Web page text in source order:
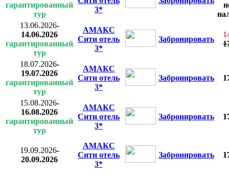
гарантированный
тур
3*
13.06.2026-
14.06.2026
гарантированный
тур
АМАКС
Сити отель
3*
Забронировать
18.07.2026-
19.07.2026
гарантированный
тур
АМАКС
Сити отель
3*
Забронировать
15.08.2026-
16.08.2026
гарантированный
тур
АМАКС
Сити отель
3*
Забронировать
19.09.2026-
20.09.2026
АМАКС
Сити отель
3*
Забронировать